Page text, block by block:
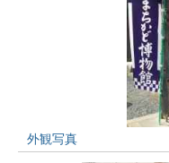
外観写真